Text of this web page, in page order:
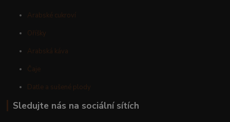
Arabské cukroví
Oříšky
Arabská káva
Čaje
Datle a sušené plody
Sledujte nás na sociální sítích